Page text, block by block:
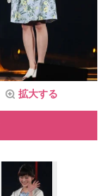
拡大する